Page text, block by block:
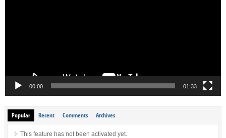
00:00 01:33
Popular Recent Comments Archives
This feature has not been activated yet.